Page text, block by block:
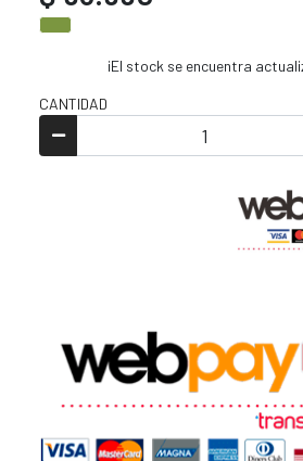
¡El stock se encuentra
CANTIDAD